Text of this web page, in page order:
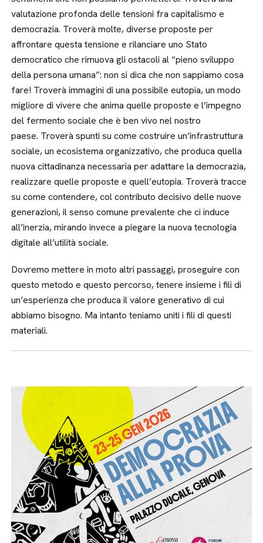
valutazione profonda delle tensioni fra capitalismo e
democrazia. Troverà molte, diverse proposte per
affrontare questa tensione e rilanciare uno Stato
democratico che rimuova gli ostacoli al “pieno sviluppo
della persona umana”: non si dica che non sappiamo cosa
fare! Troverà immagini di una possibile eutopia, un modo
migliore di vivere che anima quelle proposte e l’impegno
del fermento sociale che è ben vivo nel nostro
paese. Troverà spunti su come costruire un’infrastruttura
sociale, un ecosistema organizzativo, che produca quella
nuova cittadinanza necessaria per adattare la democrazia,
realizzare quelle proposte e quell’eutopia. Troverà tracce
su come contendere, col contributo decisivo delle nuove
generazioni, il senso comune prevalente che ci induce
all’inerzia, mirando invece a piegare la nuova tecnologia
digitale all’utilità sociale.
Dovremo mettere in moto altri passaggi, proseguire con
questo metodo e questo percorso, tenere insieme i fili di
un’esperienza che produca il valore generativo di cui
abbiamo bisogno. Ma intanto teniamo uniti i fili di questi
materiali.